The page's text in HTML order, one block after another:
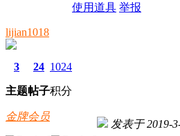
使用道具 举报
lijian1018
3
主题
24
帖子
1024
积分
金牌会员
发表于 2019-